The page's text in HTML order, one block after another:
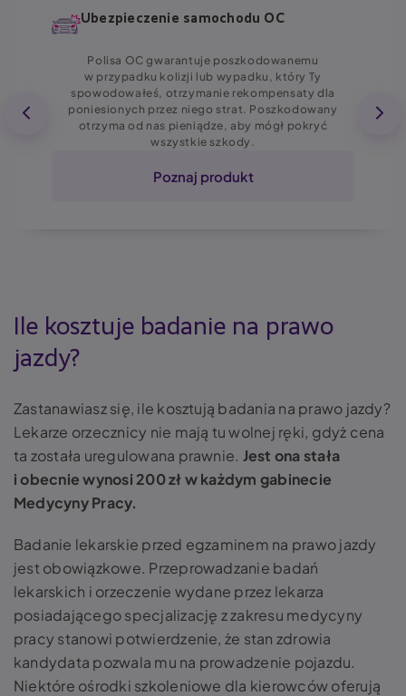
Ubezpieczenie samochodu OC
Polisa OC gwarantuje poszkodowanemu
w przypadku kolizji lub wypadku, który Ty
spowodowałeś, otrzymanie rekompensaty dla
poniesionych przez niego strat. Poszkodowany
otrzyma od nas pieniądze, aby mógł pokryć
wszystkie szkody.
Poznaj produkt
Ile kosztuje badanie na prawo
jazdy?
Zastanawiasz się, ile kosztują badania na prawo jazdy?
Lekarze orzecznicy nie mają tu wolnej ręki, gdyż cena
ta została uregulowana prawnie. Jest ona stała
i obecnie wynosi 200 zł w każdym gabinecie
Medycyny Pracy.
Badanie lekarskie przed egzaminem na prawo jazdy
jest obowiązkowe. Przeprowadzanie badań
lekarskich i orzeczenie wydane przez lekarza
posiadającego specjalizację z zakresu medycyny
pracy stanowi potwierdzenie, że stan zdrowia
kandydata pozwala mu na prowadzenie pojazdu.
Niektóre ośrodki szkoleniowe dla kierowców oferują